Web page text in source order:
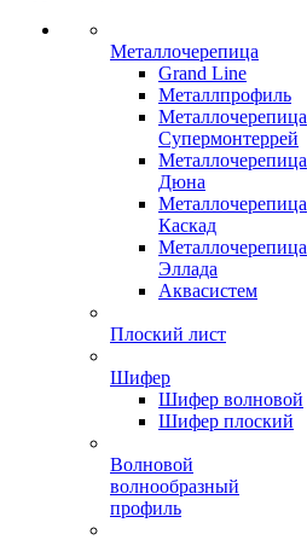
Металлочерепица
Grand Line
Металлпрофиль
Металлочерепица
Супермонтеррей
Металлочерепица
Дюна
Металлочерепица
Каскад
Металлочерепица
Эллада
Аквасистем
Плоский лист
Шифер
Шифер волновой
Шифер плоский
Волновой
волнообразный
профиль